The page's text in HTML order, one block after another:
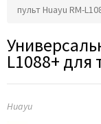
пульт Huayu RM-
L1088+ для
Huayu